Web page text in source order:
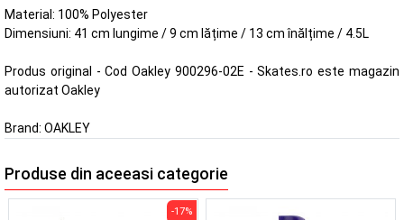
Material: 100% Polyester
Dimensiuni: 41 cm lungime / 9 cm lățime / 13 cm înălțime / 4.5L
Produs original - Cod Oakley 900296-02E - Skates.ro este magazin
autorizat Oakley
Brand: OAKLEY
Produse din aceeasi categorie
-17%